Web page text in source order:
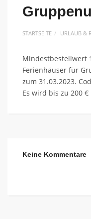
STARTSEITE URLAUB &
Mindestbestellwert
Ferienhäuser für
zum 31.03.2023.
Es wird bis zu 200
Keine Kommentare